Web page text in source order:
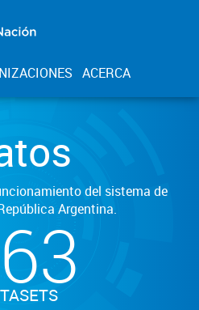
ACERCA
del sistema de
Argentina.